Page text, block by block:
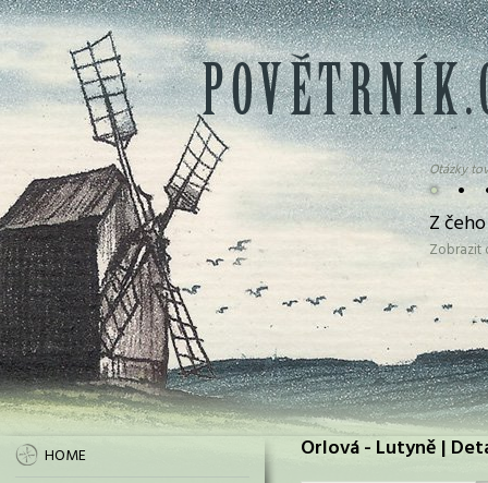
• •
Otázky
Z
HOME
Orlová - Lutyně |